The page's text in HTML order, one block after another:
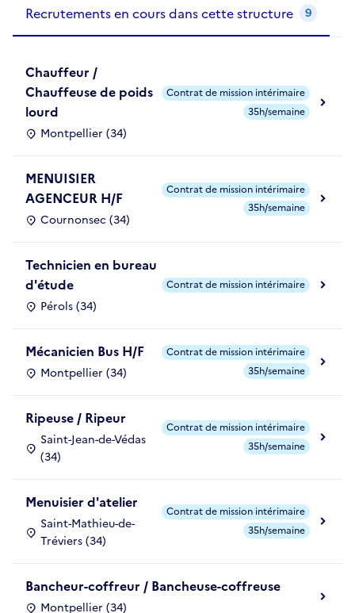
Recrutements en cours dans cette structure 9
Chauffeur /
Chauffeuse de poids
lourd
Montpellier (34)
Contrat de mission intérimaire
35h/semaine
MENUISIER
AGENCEUR H/F
Cournonsec (34)
Contrat de mission intérimaire
35h/semaine
Technicien en bureau
d'étude
Pérols (34)
Contrat de mission intérimaire
Mécanicien Bus H/F
Montpellier (34)
Contrat de mission intérimaire
35h/semaine
Ripeuse / Ripeur
Saint-Jean-de-Védas
(34)
Contrat de mission intérimaire
35h/semaine
Menuisier d'atelier
Saint-Mathieu-de-
Tréviers (34)
Contrat de mission intérimaire
35h/semaine
Bancheur-coffreur / Bancheuse-coffreuse
Montpellier (34)